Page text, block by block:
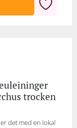
trocken
det med en lokal